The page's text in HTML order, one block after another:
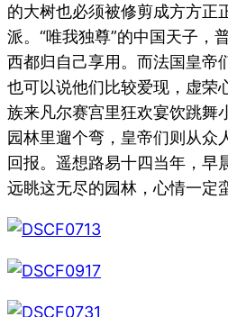
的大树也必须被修剪成方方正
派。“唯我独尊”的中国天子，
西都归自己享用。而法国皇帝
也可以说他们比较爱现，虚荣
族来凡尔赛宫里狂欢宴饮跳舞
园林里遛个弯，皇帝们则从众
回报。遥想路易十四当年，早
远眺这无尽的园林，心情一定